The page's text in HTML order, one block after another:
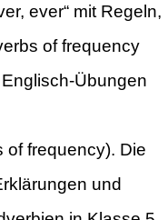
ever“ mit Regeln,
of frequency
Übungen
of frequency). Die
und